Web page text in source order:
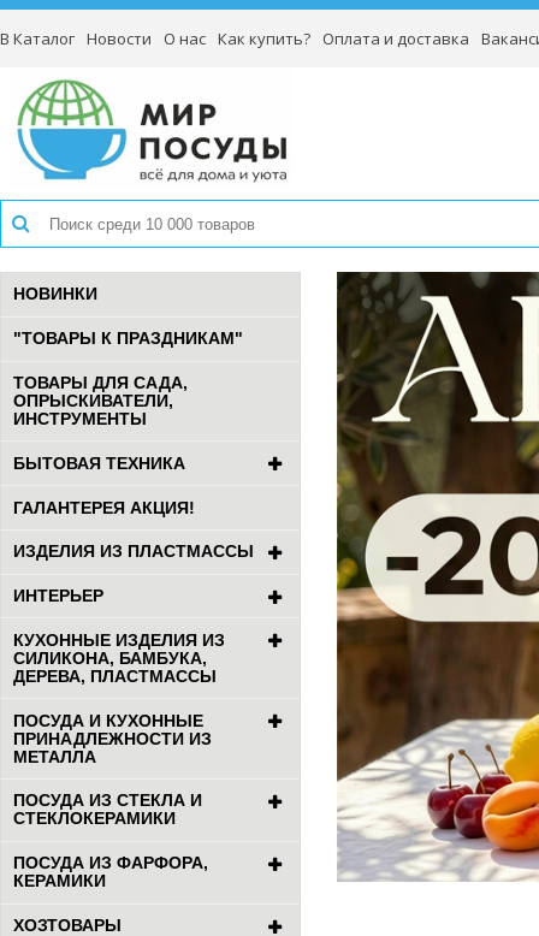
В Каталог Новости О нас Как купить? Оплата и доставка
НОВИНКИ
"ТОВАРЫ К ПРАЗДНИКАМ"
ТОВАРЫ ДЛЯ САДА,
ОПРЫСКИВАТЕЛИ,
ИНСТРУМЕНТЫ
БЫТОВАЯ ТЕХНИКА
ГАЛАНТЕРЕЯ АКЦИЯ!
ИЗДЕЛИЯ ИЗ ПЛАСТМАССЫ
ИНТЕРЬЕР
КУХОННЫЕ ИЗДЕЛИЯ ИЗ
СИЛИКОНА, БАМБУКА,
ДЕРЕВА, ПЛАСТМАССЫ
ПОСУДА И КУХОННЫЕ
ПРИНАДЛЕЖНОСТИ ИЗ
МЕТАЛЛА
ПОСУДА ИЗ СТЕКЛА И
СТЕКЛОКЕРАМИКИ
ПОСУДА ИЗ ФАРФОРА,
КЕРАМИКИ
ХОЗТОВАРЫ